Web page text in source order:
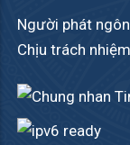
Người phát
Chịu trách